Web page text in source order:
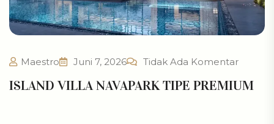
Maestro Juni 7, 2026 Tidak Ada Komentar
ISLAND VILLA NAVAPARK TIPE PREMIUM